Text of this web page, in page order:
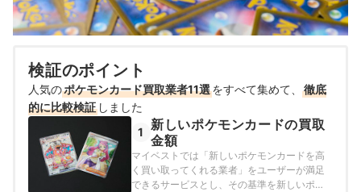
検証のポイント
人気のポケモンカード買取業者11選をすべて集めて、
徹底
的に比較検証 しました
1 新しいポケモンカードの買取
金額
マイベストでは「新しいポケモンカードを高
く買い取ってくれる業者」をユーザーが満足
できるサービスとし、その基準を新しいポケ